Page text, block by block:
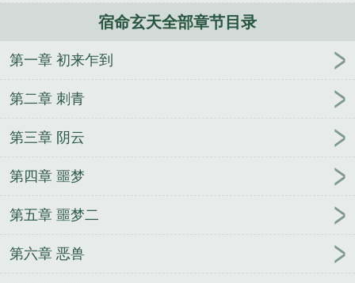
天 正仙种 强良 宿命到底是什么 宿命是指什么
宿命怎么解释啊 宿命出处 宿命有什么用
之天道酬勤 文弱书生一拳十万吨
超级学霸：从低调
啊
世界变成了游戏
玄幻：开
灾祸 万倍返现：大明星成了我的舔狗
从西游开始黑
武世界开始
上
门神医贵婿
宿命玄天全部章节目录
第一章 初来乍到
第二章 刺青
第三章 阴云
第四章 噩梦
第五章 噩梦二
第六章 恶兽